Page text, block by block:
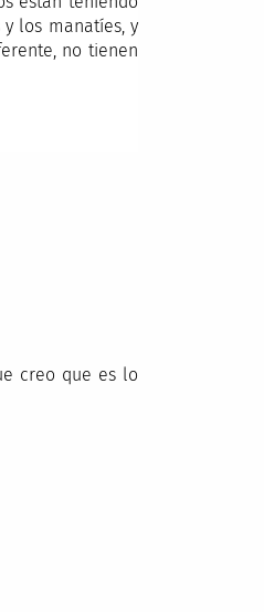
los manatíes, y
no tienen
creo que es lo